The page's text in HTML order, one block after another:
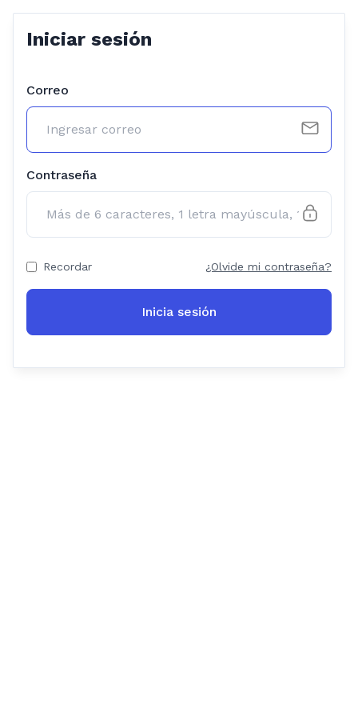
Iniciar sesión
Correo
Contraseña
Recordar ¿Olvide mi contraseña?